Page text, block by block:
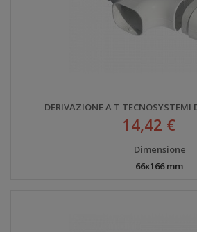
DERIVAZIONE A T TECNOSYSTEMI
14,42 €
Dimensione
66x166 mm